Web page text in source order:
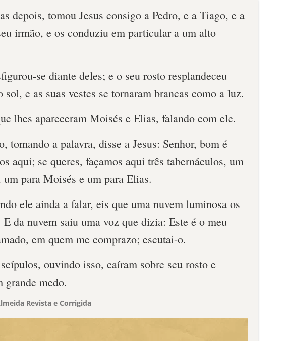
depois, tomou Jesus consigo a Pedro, e a Tiago, e a
irmão, e os conduziu em particular a um alto
se diante deles; e o seu rosto resplandeceu
sol, e as suas vestes se tornaram brancas como a luz.
lhes apareceram Moisés e Elias, falando com ele.
tomando a palavra, disse a Jesus: Senhor, bom é
aqui; se queres, façamos aqui três tabernáculos, um
um para Moisés e um para Elias.
ele ainda a falar, eis que uma nuvem luminosa os
da nuvem saiu uma voz que dizia: Este é o meu
em quem me comprazo; escutai-o.
ouvindo isso, caíram sobre seu rosto e
grande medo.
Revista e Corrigida